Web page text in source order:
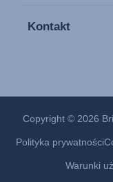
Kontakt
Copyright © 2026
Polityka prywatności
Warunki